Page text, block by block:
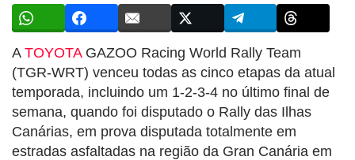
A TOYOTAGAZOO Racing World Rally Team
(TGR-WRT) venceu todas as cinco etapas da atual
temporada, incluindo um 1-2-3-4 no último final de
semana, quando foi disputado o Rally das Ilhas
Canárias, em prova disputada totalmente em
estradas asfaltadas na região da Gran Canária em